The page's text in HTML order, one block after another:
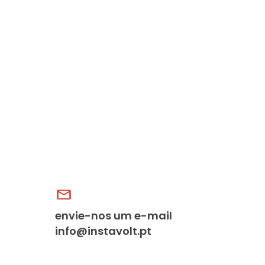
envie-nos um e-mail
info@instavolt.pt